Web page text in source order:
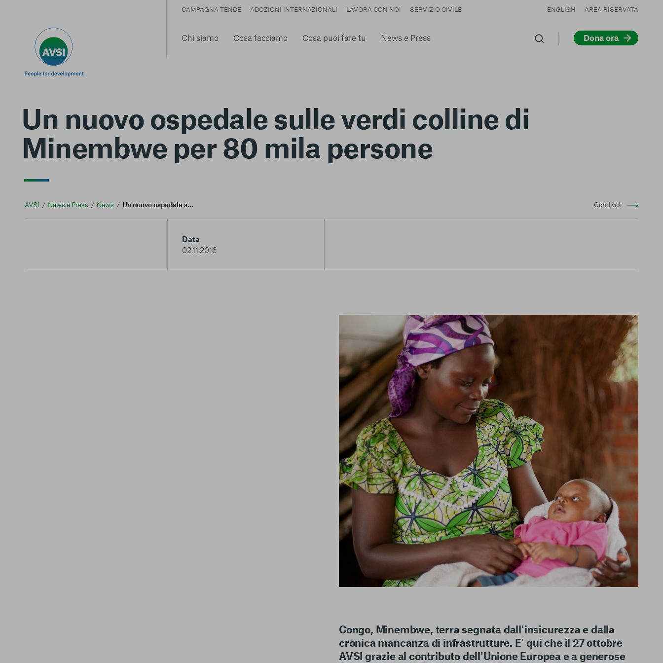
Chi siamo Cosa facciamo Cosa puoi fare tu News e Press Dona ora
CAMPAGNA TENDE ADOZIONI INTERNAZIONALI LAVORA CON NOI SERVIZIO CIVILE ENGLISH AREA RISERVATA
Un nuovo ospedale sulle verdi colline di
Minembwe per 80 mila persone
AVSI News e Press News Un nuovo ospedale sulle verdi colline di Minembwe per 80 mila persone Condividi
Data
02.11.2016
Congo, Minembwe, terra segnata dall'insicurezza e dalla
cronica mancanza di infrastrutture. E' qui che il 27 ottobre
AVSI grazie al contributo dell'Unione Europea e a generose